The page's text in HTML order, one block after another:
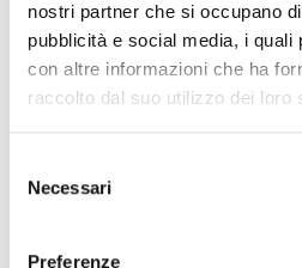
nostri partner che si occupano
pubblicità e social media, i quali
con altre informazioni che ha
raccolto dal suo utilizzo dei loro
delNecessari
Preferenze
MS330 con borsa
leggio
34,90 €